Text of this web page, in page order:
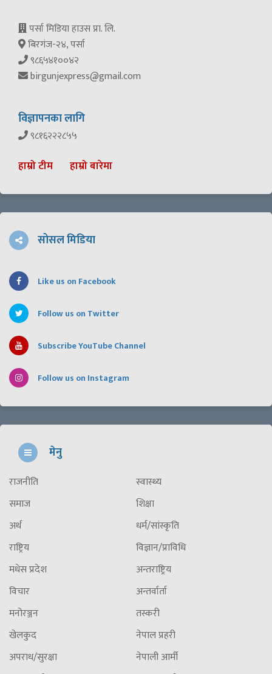
पर्सा मिडिया हाउस प्रा. लि.
बिरगंज-२४, पर्सा
९८६५४१००४२
birgunjexpress@gmail.com
विज्ञापनका लागि
९८१६२२२८५५
हाम्रो टीम हाम्रो बारेमा
सोसल मिडिया
Like us on Facebook
Follow us on Twitter
Subscribe YouTube Channel
Follow us on Instagram
मेनु
राजनीति
समाज
अर्थ
राष्ट्रिय
मधेस प्रदेश
विचार
मनोरञ्जन
खेलकुद
अपराध/सुरक्षा
स्वास्थ्य
शिक्षा
धर्म/सांस्कृति
विज्ञान/प्राविधि
अन्तराष्ट्रिय
अन्तर्वार्ता
तस्करी
नेपाल प्रहरी
नेपाली आर्मी